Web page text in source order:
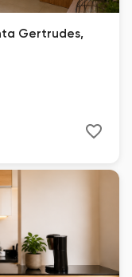
Gertrudes,